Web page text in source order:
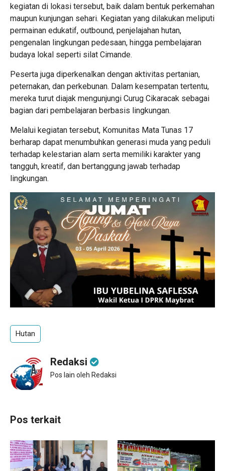
kegiatan di lokasi tersebut, baik dalam bentuk perkemahan
maupun kunjungan sehari. Kegiatan yang dilakukan meliputi
permainan edukatif, outbound, penjelajahan hutan,
pengenalan lingkungan pedesaan, hingga pembelajaran
budaya lokal seperti silat Cimande.
Peserta juga diperkenalkan dengan aktivitas pertanian,
peternakan, dan perkebunan. Dalam kesempatan tertentu,
mereka turut diajak mengunjungi Curug Cikaracak sebagai
bagian dari pembelajaran berbasis lingkungan.
Melalui kegiatan tersebut, Komunitas Mata Tunas 17
berharap dapat menumbuhkan generasi muda yang peduli
terhadap kelestarian alam serta memiliki karakter yang
tangguh, kreatif, dan bertanggung jawab terhadap
lingkungan.
Hutan
Redaksi
Pos lain oleh Redaksi
Pos terkait